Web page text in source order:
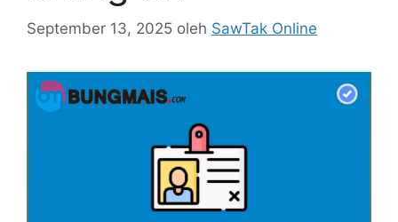
September 13, 2025 oleh SawTak Online